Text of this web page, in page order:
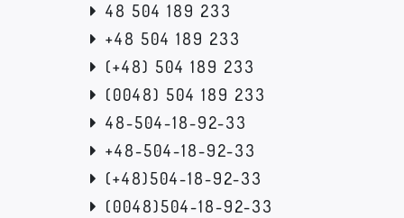
48 504 189 233
+48 504 189 233
(+48) 504 189 233
(0048) 504 189 233
48-504-18-92-33
+48-504-18-92-33
(+48)504-18-92-33
(0048)504-18-92-33